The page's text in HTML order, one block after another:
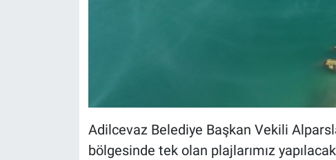
Adilcevaz Belediye Başkan Vekili
bölgesinde tek olan plajlarımız